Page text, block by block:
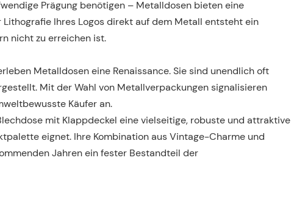
Prägung benötigen – Metalldosen bieten eine
Ihres Logos direkt auf dem Metall entsteht ein
nicht zu erreichen ist.
Metalldosen eine Renaissance. Sie sind unendlich oft
Mit der Wahl von Metallverpackungen signalisieren
Käufer an.
mit Klappdeckel eine vielseitige, robuste und attraktive
eignet. Ihre Kombination aus Vintage-Charme und
Jahren ein fester Bestandteil der